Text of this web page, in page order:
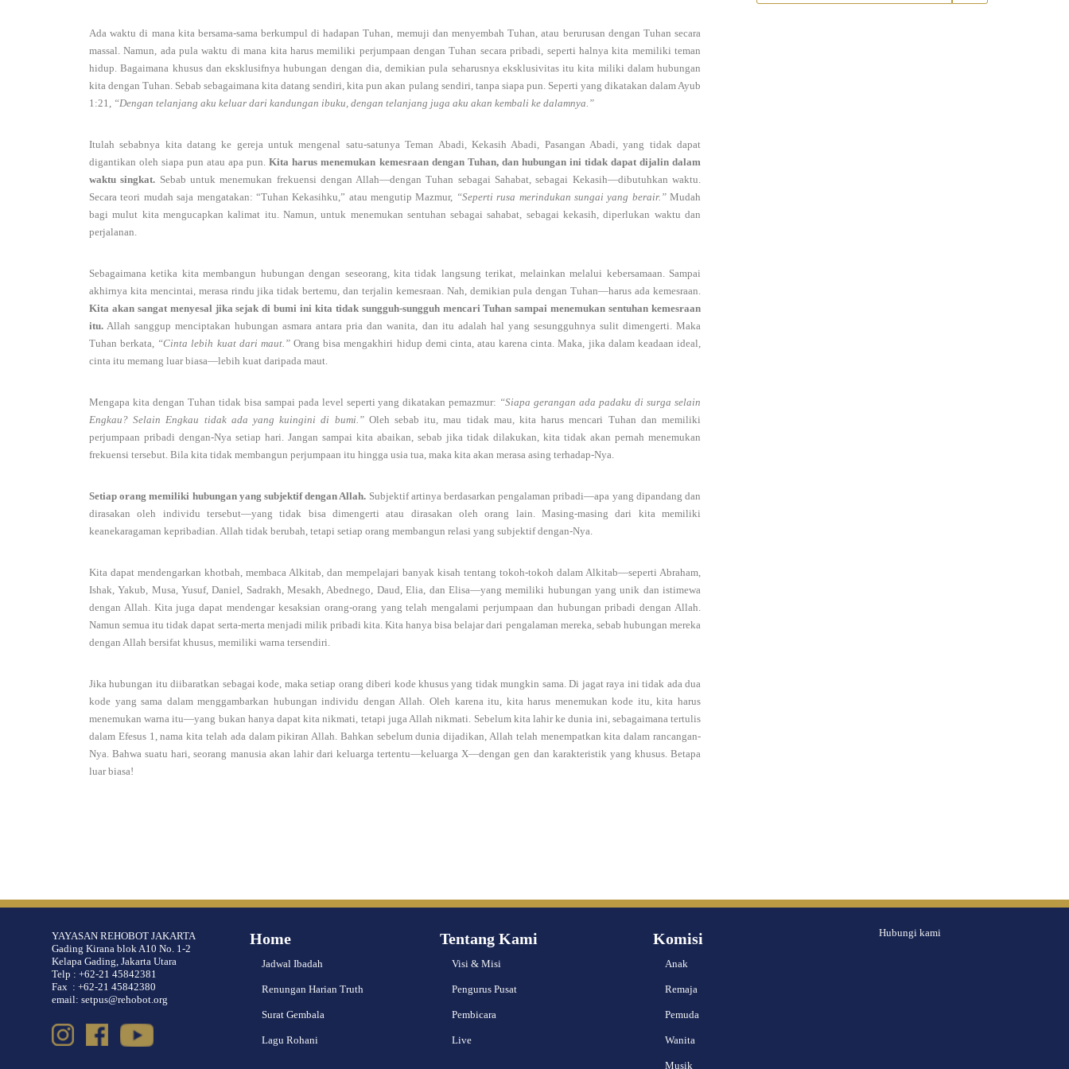
Ada waktu di mana kita bersama-sama berkumpul di hadapan Tuhan, memuji dan menyembah Tuhan, atau berurusan dengan Tuhan secara
massal. Namun, ada pula waktu di mana kita harus memiliki perjumpaan dengan Tuhan secara pribadi, seperti halnya kita memiliki teman
hidup. Bagaimana khusus dan eksklusifnya hubungan dengan dia, demikian pula seharusnya eksklusivitas itu kita miliki dalam hubungan
kita dengan Tuhan. Sebab sebagaimana kita datang sendiri, kita pun akan pulang sendiri, tanpa siapa pun. Seperti yang dikatakan dalam Ayub
1:21, “Dengan telanjang aku keluar dari kandungan ibuku, dengan telanjang juga aku akan kembali ke dalamnya.”
Itulah sebabnya kita datang ke gereja untuk mengenal satu-satunya Teman Abadi, Kekasih Abadi, Pasangan Abadi, yang tidak dapat
digantikan oleh siapa pun atau apa pun.Kita harus menemukan kemesraan dengan Tuhan, dan hubungan ini tidak dapat dijalin dalam
waktu singkat. Sebab untuk menemukan frekuensi dengan Allah—dengan Tuhan sebagai Sahabat, sebagai Kekasih—dibutuhkan waktu.
Secara teori mudah saja mengatakan: “Tuhan Kekasihku,” atau mengutip Mazmur, “Seperti rusa merindukan sungai yang berair.”Mudah
bagi mulut kita mengucapkan kalimat itu. Namun, untuk menemukan sentuhan sebagai sahabat, sebagai kekasih, diperlukan waktu dan
perjalanan.
Sebagaimana ketika kita membangun hubungan dengan seseorang, kita tidak langsung terikat, melainkan melalui kebersamaan. Sampai
akhirnya kita mencintai, merasa rindu jika tidak bertemu, dan terjalin kemesraan. Nah, demikian pula dengan Tuhan—harus ada kemesraan.
Kita akan sangat menyesal jika sejak di bumi ini kita tidak sungguh-sungguh mencari Tuhan sampai menemukan sentuhan kemesraan
itu. Allah sanggup menciptakan hubungan asmara antara pria dan wanita, dan itu adalah hal yang sesungguhnya sulit dimengerti. Maka
Tuhan berkata, “Cinta lebih kuat dari maut.”Orang bisa mengakhiri hidup demi cinta, atau karena cinta. Maka, jika dalam keadaan ideal,
cinta itu memang luar biasa—lebih kuat daripada maut.
Mengapa kita dengan Tuhan tidak bisa sampai pada level seperti yang dikatakan pemazmur: “Siapa gerangan ada padaku di surga selain
Engkau? Selain Engkau tidak ada yang kuingini di bumi.”Oleh sebab itu, mau tidak mau, kita harus mencari Tuhan dan memiliki
perjumpaan pribadi dengan-Nya setiap hari. Jangan sampai kita abaikan, sebab jika tidak dilakukan, kita tidak akan pernah menemukan
frekuensi tersebut. Bila kita tidak membangun perjumpaan itu hingga usia tua, maka kita akan merasa asing terhadap-Nya.
Setiap orang memiliki hubungan yang subjektif dengan Allah. Subjektif artinya berdasarkan pengalaman pribadi—apa yang dipandang dan
dirasakan oleh individu tersebut—yang tidak bisa dimengerti atau dirasakan oleh orang lain. Masing-masing dari kita memiliki
keanekaragaman kepribadian. Allah tidak berubah, tetapi setiap orang membangun relasi yang subjektif dengan-Nya.
Kita dapat mendengarkan khotbah, membaca Alkitab, dan mempelajari banyak kisah tentang tokoh-tokoh dalam Alkitab—seperti Abraham,
Ishak, Yakub, Musa, Yusuf, Daniel, Sadrakh, Mesakh, Abednego, Daud, Elia, dan Elisa—yang memiliki hubungan yang unik dan istimewa
dengan Allah. Kita juga dapat mendengar kesaksian orang-orang yang telah mengalami perjumpaan dan hubungan pribadi dengan Allah.
Namun semua itu tidak dapat serta-merta menjadi milik pribadi kita. Kita hanya bisa belajar dari pengalaman mereka, sebab hubungan mereka
dengan Allah bersifat khusus, memiliki warna tersendiri.
Jika hubungan itu diibaratkan sebagai kode, maka setiap orang diberi kode khusus yang tidak mungkin sama. Di jagat raya ini tidak ada dua
kode yang sama dalam menggambarkan hubungan individu dengan Allah. Oleh karena itu, kita harus menemukan kode itu, kita harus
menemukan warna itu—yang bukan hanya dapat kita nikmati, tetapi juga Allah nikmati. Sebelum kita lahir ke dunia ini, sebagaimana tertulis
dalam Efesus 1, nama kita telah ada dalam pikiran Allah. Bahkan sebelum dunia dijadikan, Allah telah menempatkan kita dalam rancangan-
Nya. Bahwa suatu hari, seorang manusia akan lahir dari keluarga tertentu—keluarga X—dengan gen dan karakteristik yang khusus. Betapa
luar biasa!
YAYASAN REHOBOT JAKARTA
Gading Kirana blok A10 No. 1-2
Kelapa Gading, Jakarta Utara
Telp : +62-21 45842381
Fax : +62-21 45842380
email: setpus@rehobot.org
Home
Jadwal Ibadah
Renungan Harian Truth
Surat Gembala
Lagu Rohani
Tentang Kami
Visi & Misi
Pengurus Pusat
Pembicara
Live
Komisi
Anak
Remaja
Pemuda
Wanita
Musik
Hubungi kami